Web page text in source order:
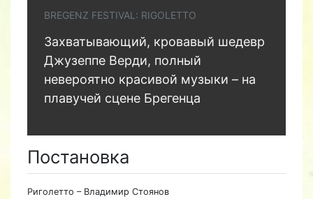
BREGENZ FESTIVAL: RIGOLETTO
Захватывающий, кровавый шедевр
Джузеппе Верди, полный
невероятно красивой музыки – на
плавучей сцене Брегенца
Постановка
Риголетто – Владимир Стоянов